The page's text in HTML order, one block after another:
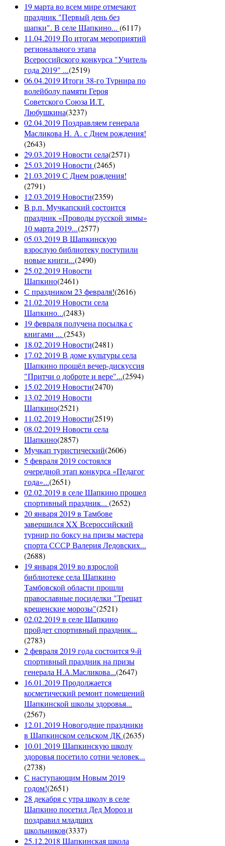
19 марта во всем мире отмечают
праздник "Первый день без
шапки". В селе Шапкино... (6117)
11.04.2019 По итогам мероприятий
регионального этапа
Всероссийского конкурса "Учитель
года 2019" ...(2519)
06.04.2019 Итоги 38-го Турнира по
волейболу памяти Героя
Советского Союза И.Т.
Любушкина(3237)
02.04.2019 Поздравляем генерала
Масликова Н. А. с Днем рождения!
(2643)
29.03.2019 Новости села(2571)
25.03.2019 Новости (2465)
21.03.2019 С Днем рождения!
(2791)
12.03.2019 Новости(2359)
В р.п. Мучкапский состоится
праздник «Проводы русской зимы»
10 марта 2019...(2577)
05.03.2019 В Шапкинскую
взрослую библиотеку поступили
новые книги...(2490)
25.02.2019 Новости
Шапкино(2461)
С праздником 23 февраля!(2616)
21.02.2019 Новости села
Шапкино...(2483)
19 февраля получена посылка с
книгами ... (2543)
18.02.2019 Новости(2481)
17.02.2019 В доме культуры села
Шапкино прошёл вечер-дискуссия
"Притчи о доброте и вере"...(2594)
15.02.2019 Новости(2470)
13.02.2019 Новости
Шапкино(2521)
11.02.2019 Новости(2519)
08.02.2019 Новости села
Шапкино(2857)
Мучкап туристический(2606)
5 февраля 2019 состоялся
очередной этап конкурса «Педагог
года»...(2651)
02.02.2019 в селе Шапкино прошел
спортивный праздник... (2652)
20 января 2019 в Тамбове
завершился XX Всероссийский
турнир по боксу на призы мастера
спорта СССР Валерия Ледовских...
(2688)
19 января 2019 во взрослой
библиотеке села Шапкино
Тамбовской области прошли
православные посиделки "Трещат
крещенские морозы"(2521)
02.02.2019 в селе Шапкино
пройдет спортивный праздник...
(2783)
2 февраля 2019 года состоится 9-й
спортивный праздник на призы
генерала Н.А.Масликова...(2647)
16.01.2019 Продолжается
косметический ремонт помещений
Шапкинской школы здоровья...
(2567)
12.01.2019 Новогодние праздники
в Шапкинском сельском ДК(2635)
10.01.2019 Шапкинскую школу
здоровья посетило сотни человек...
(2738)
С наступающим Новым 2019
годом!(2651)
28 декабря с утра школу в селе
Шапкино посетил Дед Мороз и
поздравил младших
школьников(3337)
25.12.2018 Шапкинская школа